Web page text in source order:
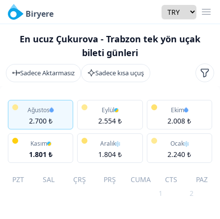
Biryere Currency
En ucuz Çukurova - Trabzon tek yön uçak
bileti günleri
Sadece Aktarmasız Sadece kısa uçuş
Ağustos
2.700 ₺
Eylül
2.554 ₺
Ekim
2.008 ₺
Kasım
1.801 ₺
Aralık
1.804 ₺
Ocak
2.240 ₺
PZT SAL ÇRŞ PRŞ CUMA CTS
PAZ
1
2